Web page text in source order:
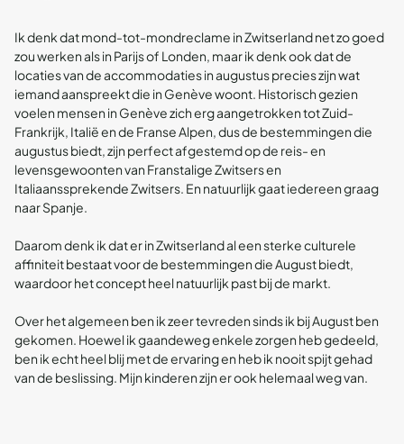
Ik denk dat mond-tot-mondreclame in Zwitserland net zo goed
zou werken als in Parijs of Londen, maar ik denk ook dat de
locaties van de accommodaties in augustus precies zijn wat
iemand aanspreekt die in Genève woont. Historisch gezien
voelen mensen in Genève zich erg aangetrokken tot Zuid-
Frankrijk, Italië en de Franse Alpen, dus de bestemmingen die
augustus biedt, zijn perfect afgestemd op de reis- en
levensgewoonten van Franstalige Zwitsers en
Italiaanssprekende Zwitsers. En natuurlijk gaat iedereen graag
naar Spanje.
Daarom denk ik dat er in Zwitserland al een sterke culturele
affiniteit bestaat voor de bestemmingen die August biedt,
waardoor het concept heel natuurlijk past bij de markt.
Over het algemeen ben ik zeer tevreden sinds ik bij August ben
gekomen. Hoewel ik gaandeweg enkele zorgen heb gedeeld,
ben ik echt heel blij met de ervaring en heb ik nooit spijt gehad
van de beslissing. Mijn kinderen zijn er ook helemaal weg van.